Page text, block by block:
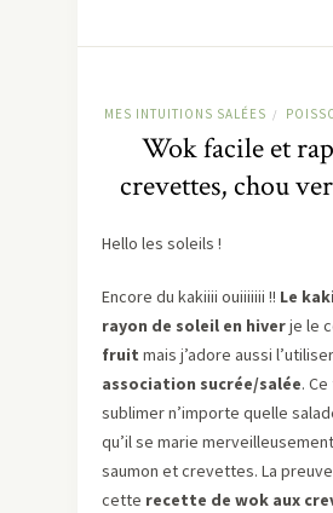
MES INTUITIONS SALÉES /
Wok facile et
crevettes, chou
Hello les soleils !
Encore du kakiiii ouiiiiiii !! Le
rayon de soleil en hiverje le
fruit mais j’adore aussi
association sucrée/salée.
sublimer n’importe quelle
qu’il se marie
saumon et crevettes. La
cette recette de wok aux